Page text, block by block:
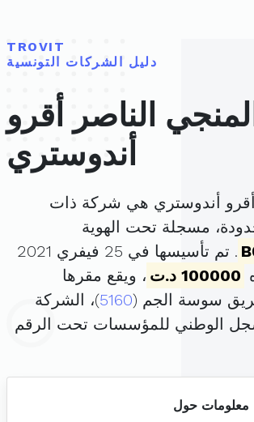
TROVIT
دليل الشركات التونسية
المنجي الناصر أقرو
أندوستري
أقرو أندوستري هي شركة ذات
مسجلة تحت الهوية
. تم تأسيسها في 25 فيفري 2021
100000 د.ت
، ويقع مقرها
سوسة الجم (5160)، الشركة
الوطني للمؤسسات تحت الرقم
معلومات حول